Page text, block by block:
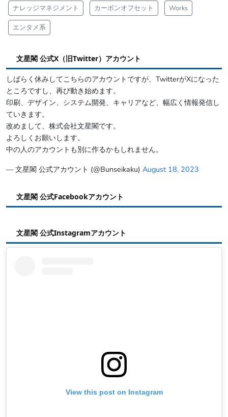
ナレッジマネジメント カーボンオフセット Works
エンタメ系
文星閣 公式X（旧Twitter）アカウント
しばらく休みしてこちらのアカウントですが、TwitterがXになった
ところですし、再び動き始めます。
印刷、デザイン、システム開発、キャリアなど、幅広く情報発信し
ていきます。
改めまして、株式会社文星閣です。
よろしくお願いします。
中の人のアカウントも別に作るかもしれません。
— 文星閣 公式アカウント (@Bunseikaku) August 18, 2023
文星閣 公式Facebookアカウント
文星閣 公式Instagramアカウント
View this post on Instagram